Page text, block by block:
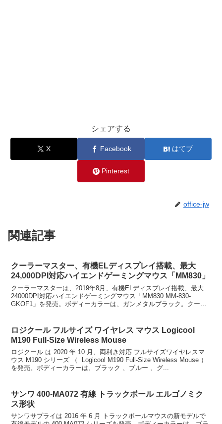
シェアする
X Facebook はてブ
Pinterest
office-jw
関連記事
クーラーマスター、有機ELディスプレイ搭載、最大
24,000DPI対応ハイエンドゲーミングマウス「MM830」
クーラーマスターは、2019年8月、有機ELディスプレイ搭載、最大
24000DPI対応ハイエンドゲーミングマウス「MM830 MM-830-
GKOF1」を発売。ボディーカラーは、ガンメタルブラック。クーラ
ロジクール フルサイズ ワイヤレス マウス Logicool
M190 Full-Size Wireless Mouse
ロジクール は 2020 年 10 月、両利き対応 フルサイズワイヤレスマ
ウス M190 シリーズ （ Logicool M190 Full-Size Wireless Mouse ）
を発売。ボディーカラーは、ブラック 、ブルー 、グ...
サンワ 400-MA072 有線 トラックボール エルゴノミク
ス形状
サンワサプライは 2016 年 6 月 トラックボールマウスの新モデルで